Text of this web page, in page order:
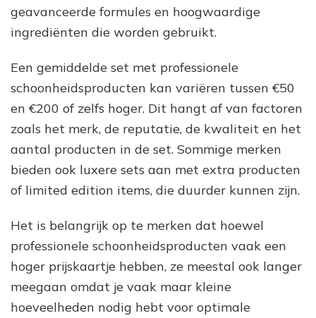
geavanceerde formules en hoogwaardige
ingrediënten die worden gebruikt.
Een gemiddelde set met professionele
schoonheidsproducten kan variëren tussen €50
en €200 of zelfs hoger. Dit hangt af van factoren
zoals het merk, de reputatie, de kwaliteit en het
aantal producten in de set. Sommige merken
bieden ook luxere sets aan met extra producten
of limited edition items, die duurder kunnen zijn.
Het is belangrijk op te merken dat hoewel
professionele schoonheidsproducten vaak een
hoger prijskaartje hebben, ze meestal ook langer
meegaan omdat je vaak maar kleine
hoeveelheden nodig hebt voor optimale